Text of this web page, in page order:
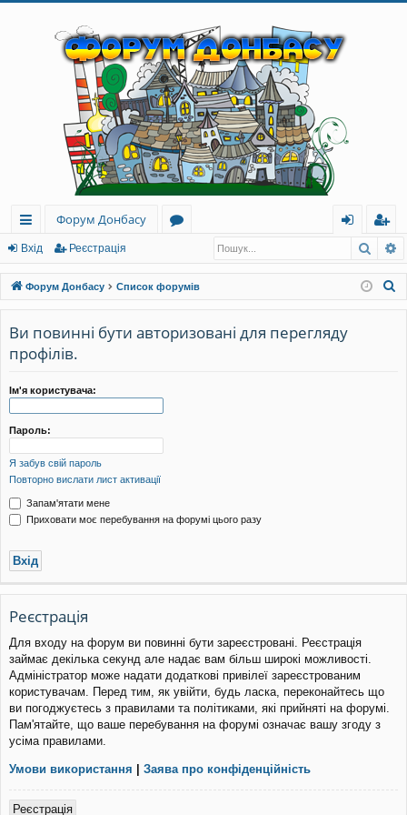
ви
дк
и
й
до
ст
уп
Форум Донбасу
ру
м
и
д
еє
ст
ра
Вхід Реєстрація
Форум Донбасу Список форумів
Ви повинні бути авторизовані для перегляду
профілів.
Ім'я користувача:
Пароль:
Я забув свій пароль
Повторно вислати лист активації
Запам'ятати мене
Приховати моє перебування на форумі цього разу
Реєстрація
Для входу на форум ви повинні бути зареєстровані. Реєстрація
займає декілька секунд але надає вам більш широкі можливості.
Адміністратор може надати додаткові привілеї зареєстрованим
користувачам. Перед тим, як увійти, будь ласка, переконайтесь що
ви погоджуєтесь з правилами та політиками, які прийняті на форумі.
Пам'ятайте, що ваше перебування на форумі означає вашу згоду з
усіма правилами.
Умови використання | Заява про конфіденційність
Реєстрація